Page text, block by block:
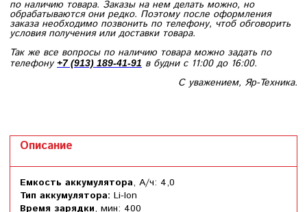
по наличию товара. Заказы на нем делать можно, но
обрабатываются они редко. Поэтому после оформления
заказа необходимо позвонить по телефону, чтоб обговорить
условия получения или доставки товара.
Так же все вопросы по наличию товара можно задать по
телефону+7 (913) 189-41-91 в будни с 11:00 до 16:00.
С уважением, Яр-Техника.
Описание
Емкость аккумулятора, А/ч: 4,0
Тип аккумулятора: Li-Ion
Время зарядки, мин: 400